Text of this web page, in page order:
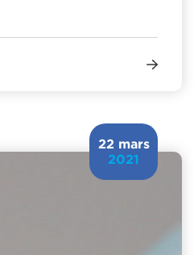
22 mars
2021